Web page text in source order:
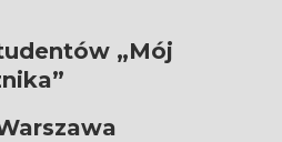
„Mój